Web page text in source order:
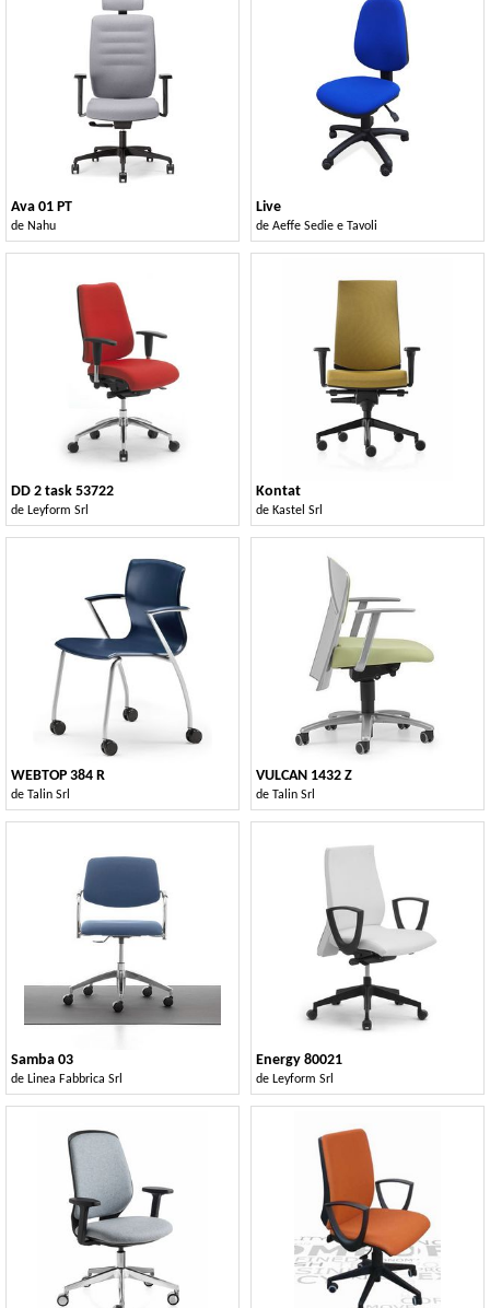
Ava 01 PT
de Nahu
Live
de Aeffe Sedie e Tavoli
DD 2 task 53722
de Leyform Srl
Kontat
de Kastel Srl
WEBTOP 384 R
de Talin Srl
VULCAN 1432 Z
de Talin Srl
Samba 03
de Linea Fabbrica Srl
Energy 80021
de Leyform Srl